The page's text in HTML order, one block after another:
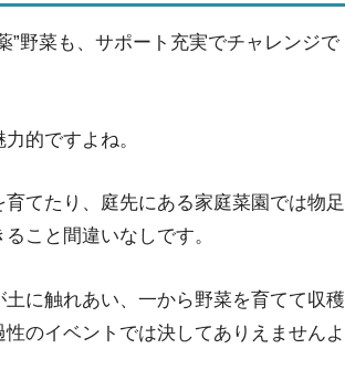
”野菜も、サポート充実でチャレンジで
的ですよね。
てたり、庭先にある家庭菜園では物足
こと間違いなしです。
に触れあい、一から野菜を育てて収穫
のイベントでは決してありえませんよ